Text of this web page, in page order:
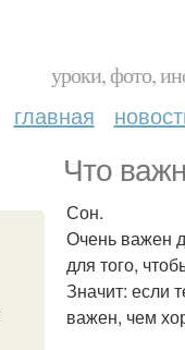
уроки, фото,
главная
Что
Сон.
Очень важен
для того,
Значит: если
важен, чем